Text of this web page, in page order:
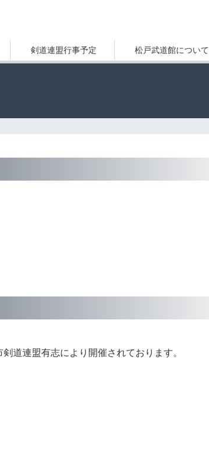
剣道連盟行事予定 松戸武道館について
道連盟有志により開催されております。